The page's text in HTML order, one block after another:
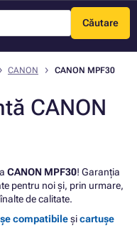
Căutare
Meniu
CANON CANON MPF30
CANON
CANON MPF30! Garanția
pentru noi și, prin urmare,
de calitate.
compatibileșicartușe